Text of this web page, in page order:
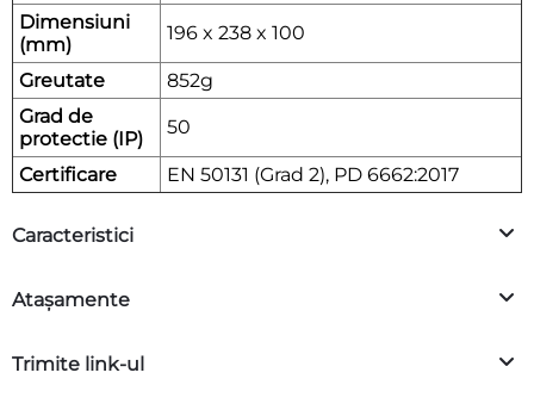
Dimensiuni
(mm)
196 x 238 x 100
Greutate
852g
Grad de
protectie (IP)
50
Certificare EN 50131 (Grad 2), PD 6662:2017
Caracteristici
Atașamente
Trimite link-ul